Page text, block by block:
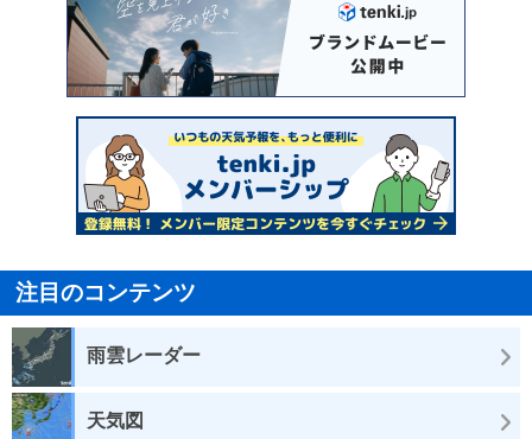
注目のコンテンツ
雨雲レーダー
天気図